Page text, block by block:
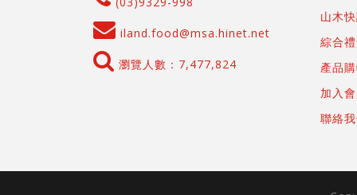
iland.food@msa.hinet.net
瀏覽人數：7,477,824
山木
綜合
產品
加入
聯絡